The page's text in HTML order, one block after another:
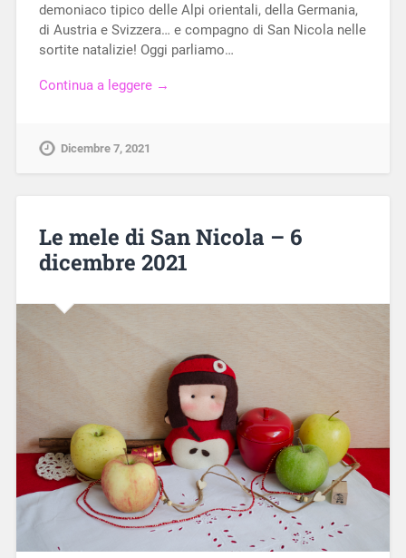
demoniaco tipico delle Alpi orientali, della Germania,
di Austria e Svizzera… e compagno di San Nicola nelle
sortite natalizie! Oggi parliamo…
Continua a leggere →
Dicembre 7, 2021
Le mele di San Nicola – 6
dicembre 2021